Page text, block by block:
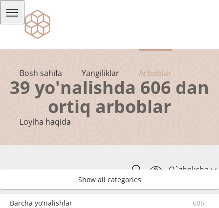
Bosh sahifa Yangiliklar Arboblar
Loyiha haqida
O`zbekcha
39 yo'nalishda 606 dan
ortiq arboblar
Show all categories
Barcha yo'nalishlar 606